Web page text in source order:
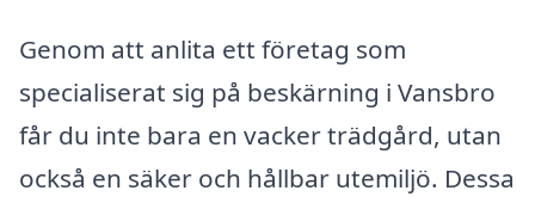
Genom att anlita ett företag som
specialiserat sig på beskärning i Vansbro
får du inte bara en vacker trädgård, utan
också en säker och hållbar utemiljö. Dessa